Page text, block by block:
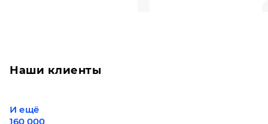
Наши клиенты
И ещё
160 000